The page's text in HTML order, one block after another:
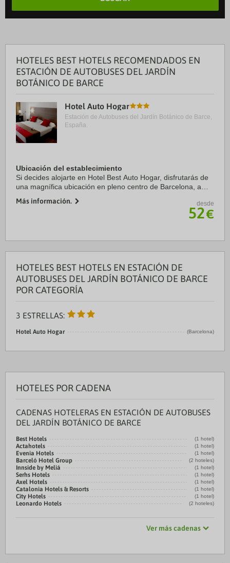
HOTELES BEST HOTELS RECOMENDADOS EN
ESTACIÓN DE AUTOBUSES DEL JARDÍN
BOTÁNICO DE BARCE
Hotel Auto Hogar
Estación de Autobuses del Jardín Botánico de Barce,
España.
Ubicación del establecimiento
Si decides alojarte en Hotel Best Auto Hogar, disfrutarás de
una magnífica ubicación en pleno centro de Barcelona, a
Boquería. Además, este hotel ...
Más información. desde
52€
HOTELES BEST HOTELS EN ESTACIÓN DE
AUTOBUSES DEL JARDÍN BOTÁNICO DE BARCE
POR CATEGORÍA
3 ESTRELLAS:
Hotel Auto Hogar (Barcelona)
HOTELES POR CADENA
CADENAS HOTELERAS EN ESTACIÓN DE AUTOBUSES
DEL JARDÍN BOTÁNICO DE BARCE
Best Hotels (1 hotel)
Actahotels (1 hotel)
Evenia Hotels (1 hotel)
Barceló Hotel Group (2 hoteles)
Innside by Meliá (1 hotel)
Serhs Hotels (1 hotel)
Axel Hotels (1 hotel)
Catalonia Hotels & Resorts (1 hotel)
City Hotels (1 hotel)
Leonardo Hotels (2 hoteles)
Ver más cadenas